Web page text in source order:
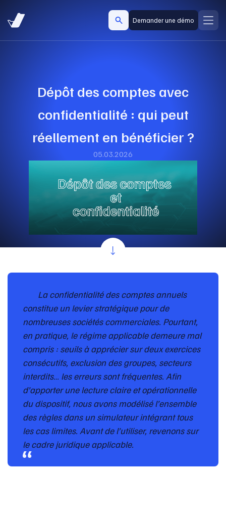
Demander une démo
Dépôt des comptes avec
confidentialité : qui peut
réellement en bénéficier ?
05.03.2026
La confidentialité des comptes annuels
constitue un levier stratégique pour de
nombreuses sociétés commerciales. Pourtant,
en pratique, le régime applicable demeure mal
compris : seuils à apprécier sur deux exercices
consécutifs, exclusion des groupes, secteurs
interdits… les erreurs sont fréquentes. Afin
d’apporter une lecture claire et opérationnelle
du dispositif, nous avons modélisé l’ensemble
des règles dans un simulateur intégrant tous
les cas limites. Avant de l’utiliser, revenons sur
le cadre juridique applicable.